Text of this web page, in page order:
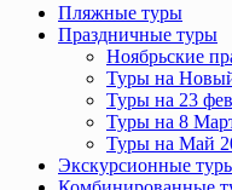
Пляжные туры
Праздничные туры
Ноябрьские
Туры на
Туры на 23
Туры на 8
Туры на Май
Экскурсионные